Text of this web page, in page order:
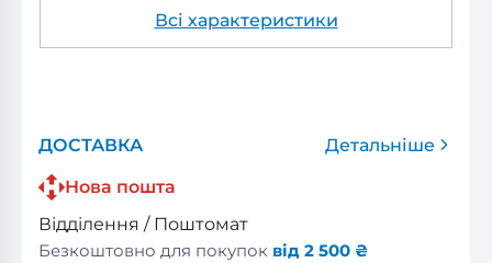
Всі характеристики
ДОСТАВКА
Детальніше
Нова пошта
Відділення / Поштомат
Безкоштовно для покупок від 2 500 ₴